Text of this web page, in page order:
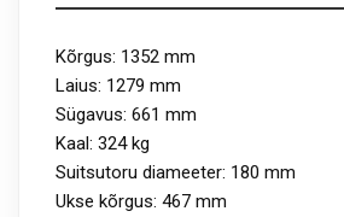
Kõrgus: 1352 mm
Laius: 1279 mm
Sügavus: 661 mm
Kaal: 324 kg
Suitsutoru diameeter: 180 mm
Ukse kõrgus: 467 mm